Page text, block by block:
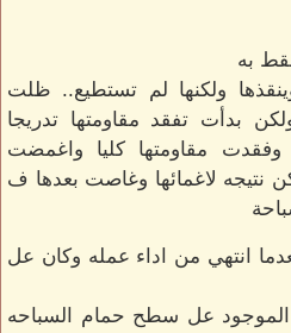
به
ولكنها لم تستطيع.. ظلت
بدأت تفقد مقاومتها تدريجا
مقاومتها كليا واغمضت
نتيجه لاغمائها وغاصت بعدها ف
انتهي من اداء عمله وكان عل
الموجود عل سطح حمام السباحه